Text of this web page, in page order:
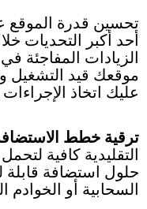
تحسين قدرة
أحد أكبر التحديات
الزيادات المفاجئة
موقعك قيد التشغيل
عليك اتخاذ الإجراءات
ترقية خطط
التقليدية كافية
حلول استضافة قابلة
السحابية أو